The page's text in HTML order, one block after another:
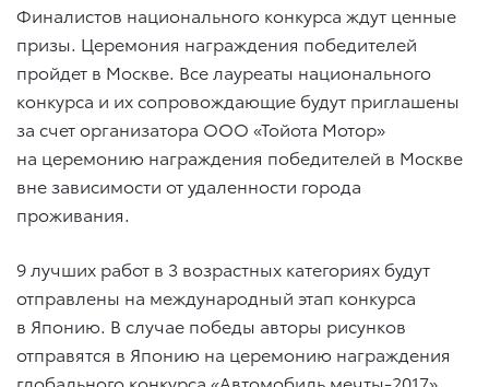
Финалистов национального конкурса ждут ценные
призы. Церемония награждения победителей
пройдет в Москве. Все лауреаты национального
конкурса и их сопровождающие будут приглашены
за счет организатора ООО «Тойота Мотор»
на церемонию награждения победителей в Москве
вне зависимости от удаленности города
проживания.
9 лучших работ в 3 возрастных категориях будут
отправлены на международный этап конкурса
в Японию. В случае победы авторы рисунков
отправятся в Японию на церемонию награждения